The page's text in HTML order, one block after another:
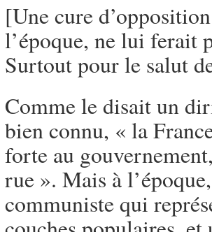
[Une cure
l’époque, ne lui ferait
Surtout pour le salut
Comme le disait un
bien connu, « la
forte au
rue ». Mais à
communiste qui